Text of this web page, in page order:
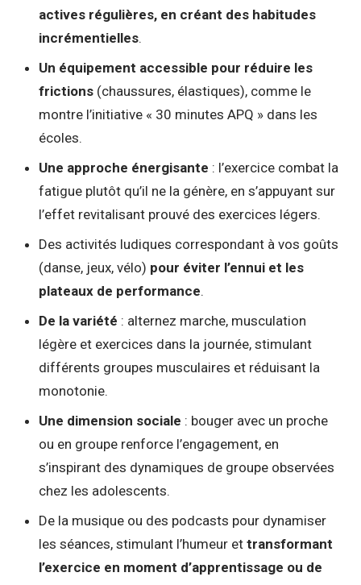
actives régulières, en créant des habitudes
incrémentielles.
Un équipement accessible pour réduire les
frictions (chaussures, élastiques), comme le
montre l’initiative « 30 minutes APQ » dans les
écoles.
Une approche énergisante : l’exercice combat la
fatigue plutôt qu’il ne la génère, en s’appuyant sur
l’effet revitalisant prouvé des exercices légers.
Des activités ludiques correspondant à vos goûts
(danse, jeux, vélo) pour éviter l’ennui et les
plateaux de performance.
De la variété : alternez marche, musculation
légère et exercices dans la journée, stimulant
différents groupes musculaires et réduisant la
monotonie.
Une dimension sociale : bouger avec un proche
ou en groupe renforce l’engagement, en
s’inspirant des dynamiques de groupe observées
chez les adolescents.
De la musique ou des podcasts pour dynamiser
les séances, stimulant l’humeur et transformant
l’exercice en moment d’apprentissage ou de